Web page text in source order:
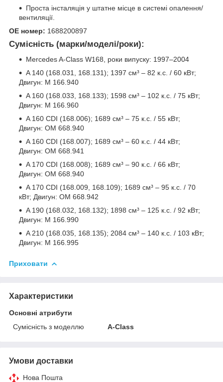
Проста інсталяція у штатне місце в системі опалення/
вентиляції.
OE номер: 1688200897
Сумісність (марки/моделі/роки):
Mercedes A-Class W168, роки випуску: 1997–2004
A 140 (168.031, 168.131); 1397 см³ – 82 к.с. / 60 кВт;
Двигун: M 166.940
A 160 (168.033, 168.133); 1598 см³ – 102 к.с. / 75 кВт;
Двигун: M 166.960
A 160 CDI (168.006); 1689 см³ – 75 к.с. / 55 кВт;
Двигун: OM 668.940
A 160 CDI (168.007); 1689 см³ – 60 к.с. / 44 кВт;
Двигун: OM 668.941
A 170 CDI (168.008); 1689 см³ – 90 к.с. / 66 кВт;
Двигун: OM 668.940
A 170 CDI (168.009, 168.109); 1689 см³ – 95 к.с. / 70
кВт; Двигун: OM 668.942
A 190 (168.032, 168.132); 1898 см³ – 125 к.с. / 92 кВт;
Двигун: M 166.990
A 210 (168.035, 168.135); 2084 см³ – 140 к.с. / 103 кВт;
Двигун: M 166.995
Приховати
Характеристики
Основні атрибути
Сумісність з моделлю
A-Class
Умови доставки
Нова Пошта